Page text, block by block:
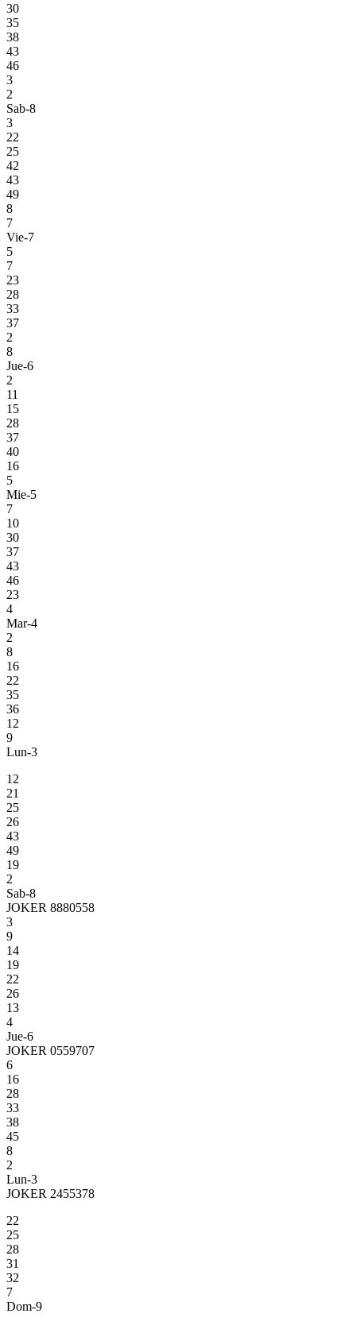
30
35
38
43
46
3
2
Sab-8
3
22
25
42
43
49
8
7
Vie-7
5
7
23
28
33
37
2
8
Jue-6
2
11
15
28
37
40
16
5
Mie-5
7
10
30
37
43
46
23
4
Mar-4
2
8
16
22
35
36
12
9
Lun-3
12
21
25
26
43
49
19
2
Sab-8
JOKER 8880558
3
9
14
19
22
26
13
4
Jue-6
JOKER 0559707
6
16
28
33
38
45
8
2
Lun-3
JOKER 2455378
22
25
28
31
32
7
Dom-9